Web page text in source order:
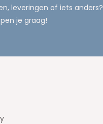
leveringen of iets anders?
je graag!